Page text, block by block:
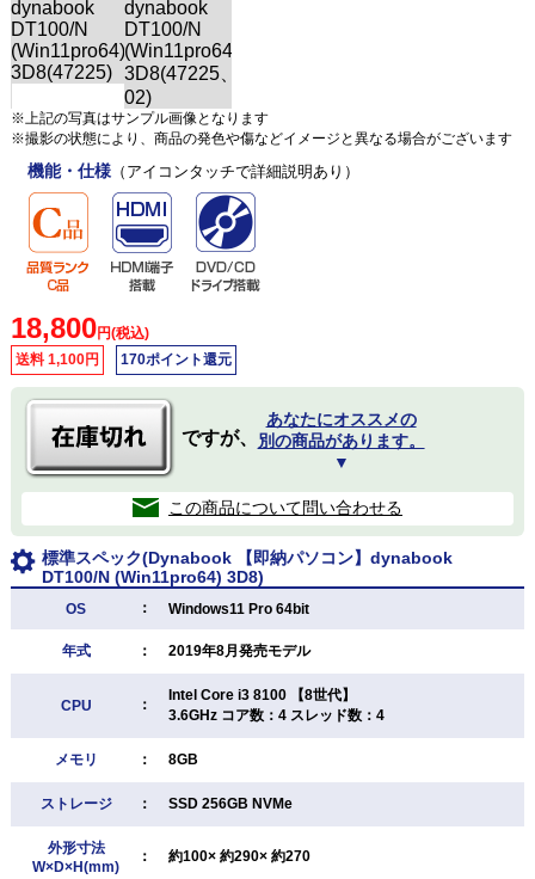
※上記の写真はサンプル画像となります
※撮影の状態により、商品の発色や傷などイメージと異なる場合がございます
機能・仕様（アイコンタッチで詳細説明あり）
18,800円(税込)
送料 1,100円
170ポイント還元
ですが、
あなたにオススメの
別の商品があります。
▼
この商品について問い合わせる
標準スペック(Dynabook 【即納パソコン】dynabook
DT100/N (Win11pro64) 3D8)
OS ： Windows11 Pro 64bit
年式 ： 2019年8月発売モデル
CPU ：
Intel Core i3 8100 【8世代】
3.6GHz コア数：4 スレッド数：4
メモリ ： 8GB
ストレージ ： SSD 256GB NVMe
外形寸法
W×D×H(mm)
： 約100× 約290× 約270